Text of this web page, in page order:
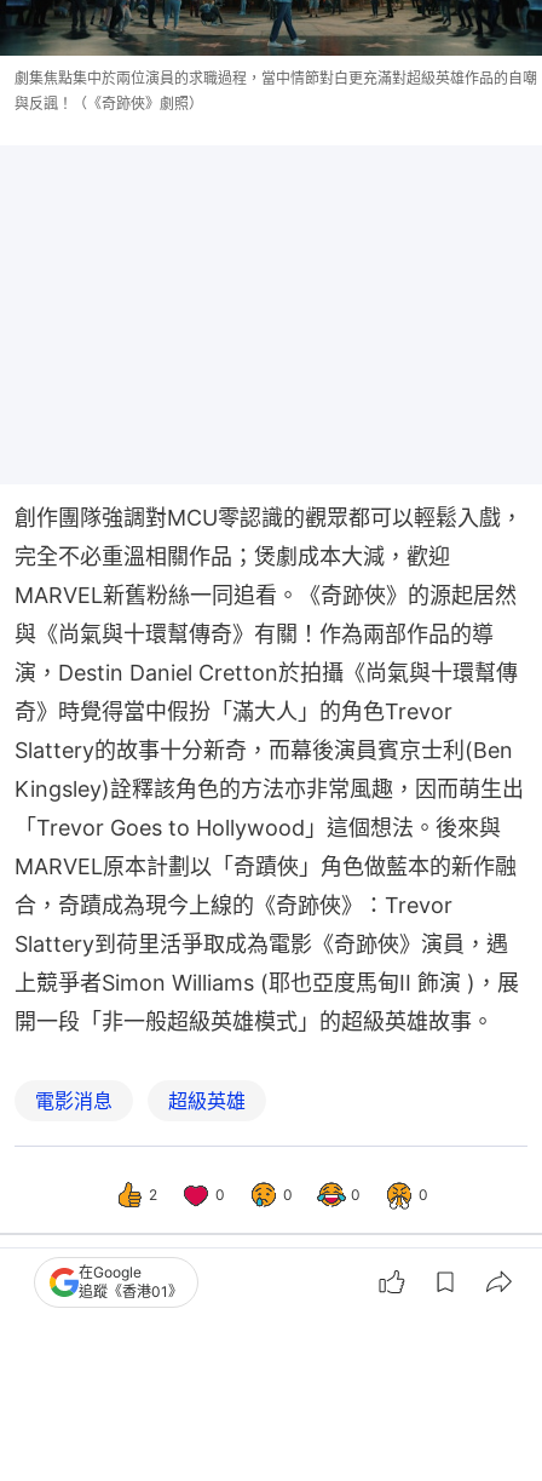
劇集焦點集中於兩位演員的求職過程，當中情節對白更充滿對超級英雄作品的自嘲
與反諷！（《奇跡俠》劇照）
創作團隊強調對MCU零認識的觀眾都可以輕鬆入戲，
完全不必重溫相關作品；煲劇成本大減，歡迎
MARVEL新舊粉絲一同追看。《奇跡俠》的源起居然
與《尚氣與十環幫傳奇》有關！作為兩部作品的導
演，Destin Daniel Cretton於拍攝《尚氣與十環幫傳
奇》時覺得當中假扮「滿大人」的角色Trevor
Slattery的故事十分新奇，而幕後演員賓京士利(Ben
Kingsley)詮釋該角色的方法亦非常風趣，因而萌生出
「Trevor Goes to Hollywood」這個想法。後來與
MARVEL原本計劃以「奇蹟俠」角色做藍本的新作融
合，奇蹟成為現今上線的《奇跡俠》：Trevor
Slattery到荷里活爭取成為電影《奇跡俠》演員，遇
上競爭者Simon Williams (耶也亞度馬甸II 飾演 )，展
開一段「非一般超級英雄模式」的超級英雄故事。
電影消息 超級英雄
2 0 0 0 0
藝文格物 藝文
在Google
追蹤《香港01》